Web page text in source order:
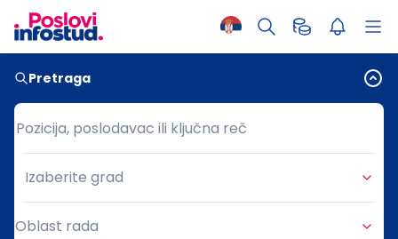
Pretraga
Pozicija, poslodavac ili ključna reč
Pozicija, poslodavac ili ključna reč
Grad
Izaberite grad
Oblast rada